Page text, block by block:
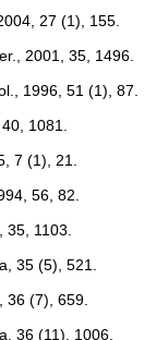
27 (1), 155.
2001, 35, 1496.
1996, 51 (1), 87.
1081.
7 (1), 21.
56, 82.
1103.
35 (5), 521.
36 (7), 659.
36 (11), 1006.